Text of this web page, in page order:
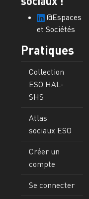
@Espaces
et Sociétés
Pratiques
Collection
ESO HAL-
SHS
Atlas
sociaux ESO
Créer un
compte
Se connecter